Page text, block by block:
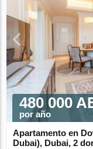
480 000
por año
Apartamento en
Dubai), Dubai, 2